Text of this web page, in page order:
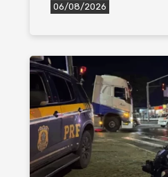
06/08/2026